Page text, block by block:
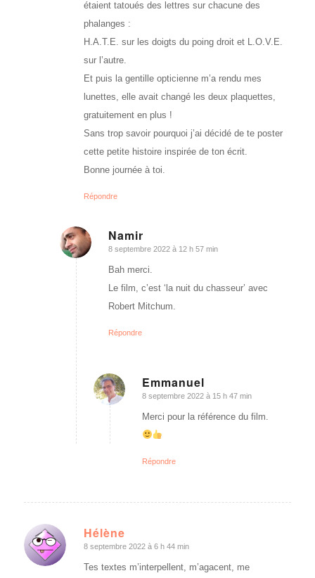
étaient tatoués des lettres sur chacune des
phalanges :
H.A.T.E. sur les doigts du poing droit et L.O.V.E.
sur l’autre.
Et puis la gentille opticienne m’a rendu mes
lunettes, elle avait changé les deux plaquettes,
gratuitement en plus !
Sans trop savoir pourquoi j’ai décidé de te poster
cette petite histoire inspirée de ton écrit.
Bonne journée à toi.
Répondre
Namir
dit
8 septembre 2022 à 12 h 57 min
Bah merci.
Le film, c’est ‘la nuit du chasseur’ avec
Robert Mitchum.
Répondre
Emmanuel
dit
8 septembre 2022 à 15 h 47 min
Merci pour la référence du film.
Répondre
Hélène
dit
:
8 septembre 2022 à 6 h 44 min
Tes textes m’interpellent, m’agacent, me